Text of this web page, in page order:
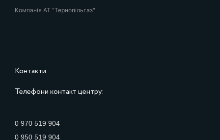
Компанія АТ "Тернопільгаз"
Контакти
Телефони контакт центру:
0 970 519 904
0 950 519 904